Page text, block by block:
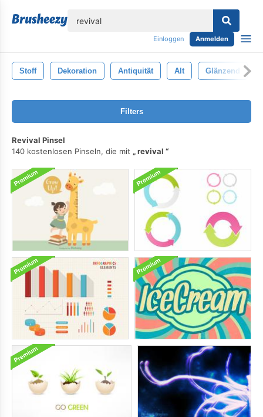
Einloggen Anmelden
Stoff Dekoration Antiquität Alt Glänzend
Filters
Revival Pinsel
140 kostenlosen Pinseln, die mit
revival